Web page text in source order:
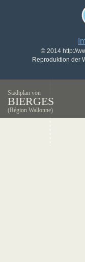
© 2014 http://
Reproduktion der
Stadtplan von
BIERGES
(Région Wallonne)